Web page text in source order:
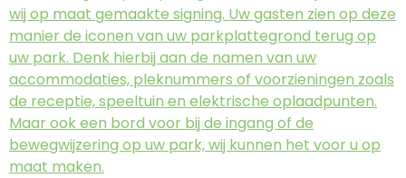
wij op maat gemaakte signing. Uw gasten zien op deze
manier de iconen van uw parkplattegrond terug op
uw park. Denk hierbij aan de namen van uw
accommodaties, pleknummers of voorzieningen zoals
de receptie, speeltuin en elektrische oplaadpunten.
Maar ook een bord voor bij de ingang of de
bewegwijzering op uw park, wij kunnen het voor u op
maat maken.